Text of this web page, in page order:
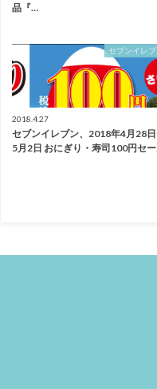
品『…
セブンイレブ
2018.4.27
セブンイレブン、2018年4月28
5月2日 おにぎり・寿司100円セ